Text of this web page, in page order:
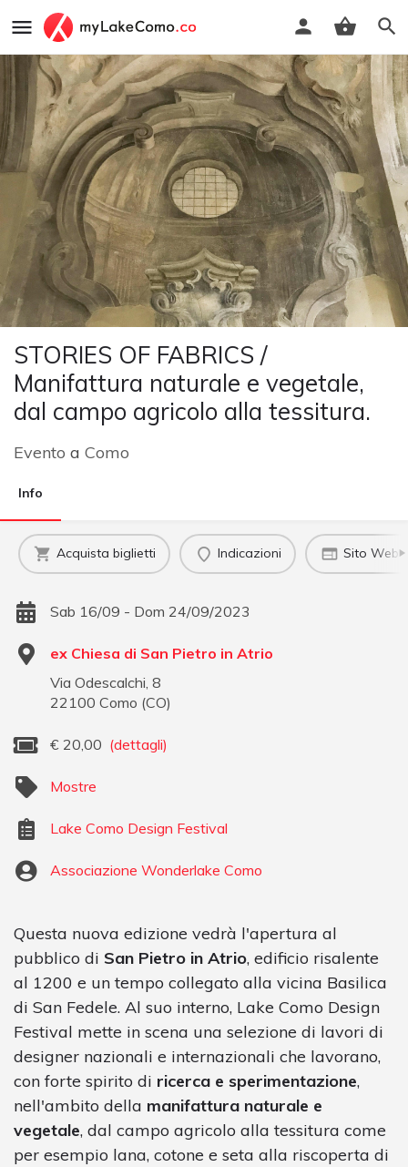
STORIES OF FABRICS /
Manifattura naturale e vegetale,
dal campo agricolo alla tessitura.
Evento a Como
Info
Acquista biglietti Indicazioni Sito Web
Sab 16/09 - Dom 24/09/2023
ex Chiesa di San Pietro in Atrio
Via Odescalchi, 8
22100 Como (CO)
€ 20,00 (dettagli)
Mostre
Lake Como Design Festival
Associazione Wonderlake Como
Questa nuova edizione vedrà l'apertura al
pubblico di San Pietro in Atrio, edificio risalente
al 1200 e un tempo collegato alla vicina Basilica
di San Fedele. Al suo interno, Lake Como Design
Festival mette in scena una selezione di lavori di
designer nazionali e internazionali che lavorano,
con forte spirito di ricerca e sperimentazione,
nell'ambito della manifattura naturale e
vegetale, dal campo agricolo alla tessitura come
per esempio lana, cotone e seta alla riscoperta di